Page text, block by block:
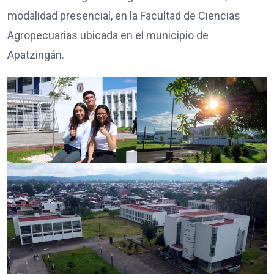
modalidad presencial, en la Facultad de Ciencias
Agropecuarias ubicada en el municipio de
Apatzingán.